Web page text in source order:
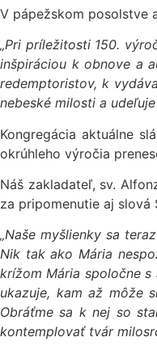
V pápežskom posolstve
„Pri príležitosti 150.
inšpiráciou k obnove a
redemptoristov, k
nebeské milosti a
Kongregácia aktuálne
okrúhleho výročia
Náš zakladateľ, sv.
za pripomenutie aj slová
„Naše myšlienky sa
Nik tak ako Mária
krížom Mária spoločne
ukazuje, kam až môže
Obráťme sa k nej so
kontemplovať tvár